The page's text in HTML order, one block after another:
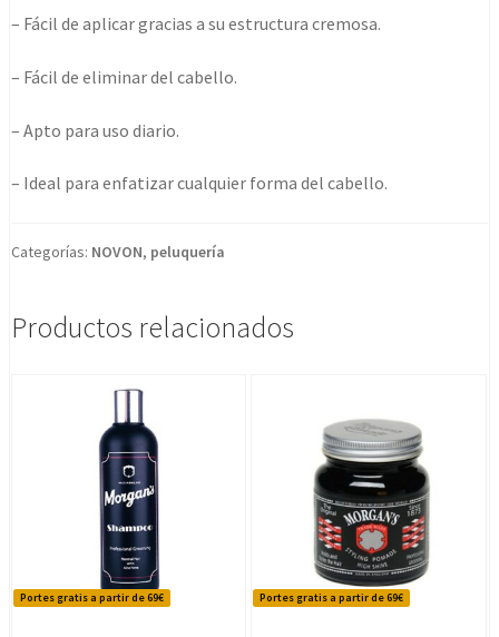
100ml
– Fácil de aplicar gracias a su estructura cremosa.
– Fácil de eliminar del cabello.
– Apto para uso diario.
– Ideal para enfatizar cualquier forma del cabello.
Categorías: NOVON, peluquería
Productos relacionados
Portes gratis a partir de 69€ Portes gratis a partir de 69€